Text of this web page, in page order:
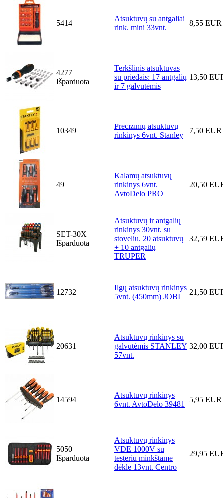
5414
Atsuktuvų su antgaliai
rink. mini 33vnt.
8,55 EUR
4277
Išparduota
Terkšlinis atsuktuvas
su priedais: 17 antgalių
ir 7 galvutėmis
13,50
10349
Precizinių atsuktuvų
rinkinys 6vnt. Stanley
7,50 EUR
49
Kalamų atsuktuvų
rinkinys 6vnt.
AvtoDelo PRO
20,50
SET-30X
Išparduota
Atsuktuvų ir antgalių
rinkinys 30vnt. su
stoveliu. 20 atsuktuvų
+ 10 antgalių
TRUPER
32,59
12732
Ilgų atsuktuvų rinkinys
5vnt. (450mm) JOBI
21,50
20631
Atsuktuvų rinkinys su
galvutėmis STANLEY
57vnt.
32,00
14594
Atsuktuvų rinkinys
6vnt. AvtoDelo 39481
5,95 EUR
5050
Išparduota
Atsuktuvų rinkinys
VDE 1000V su
testeriu minkštame
dėkle 13vnt. Centro
29,95